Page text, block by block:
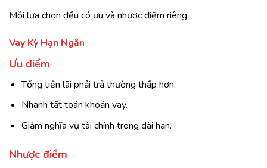
Mỗi lựa chọn đều có ưu và nhược điểm riêng.
Vay Kỳ Hạn Ngắn
Ưu điểm
Tổng tiền lãi phải trả thường thấp hơn.
Nhanh tất toán khoản vay.
Giảm nghĩa vụ tài chính trong dài hạn.
Nhược điểm